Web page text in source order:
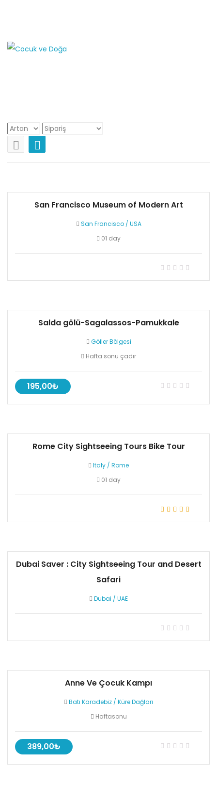
Aile Turları
San Francisco Museum of Modern Art
San Francisco/ USA
01 day
Salda gölü-Sagalassos-Pamukkale
Göller Bölgesi
Hafta sonu çadır
195,00₺
Rome City Sightseeing Tours Bike Tour
Italy / Rome
01 day
Dubai Saver : City Sightseeing Tour and Desert
Safari
Dubai / UAE
Anne Ve Çocuk Kampı
Batı Karadebiz / Küre Dağları
Haftasonu
389,00₺